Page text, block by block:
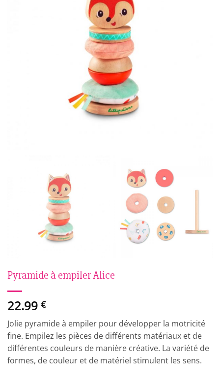
Pyramide à empiler Alice
22.99 €
Jolie pyramide à empiler pour développer la motricité
fine. Empilez les pièces de différents matériaux et de
différentes couleurs de manière créative. La variété de
formes, de couleur et de matériel stimulent les sens.